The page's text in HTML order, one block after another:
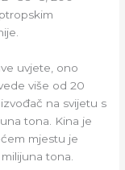
uvjete, ono
više od 20
na svijetu s
tona. Kina je
mjestu je
tona.